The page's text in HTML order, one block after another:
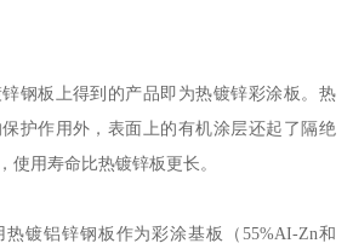
钢板上得到的产品即为热镀锌彩涂板。热
护作用外，表面上的有机涂层还起了隔绝
使用寿命比热镀锌板更长。
镀铝锌钢板作为彩涂基板（55%AI-Zn和